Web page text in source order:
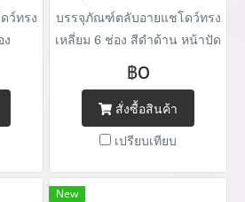
ว์ทรง
บรรจุภัณฑ์ตลับอายแชโดว์ทรง
เหลี่ยม 6 ช่อง สีดำด้าน หน้าปัด
ใส ขอบดำด้าน
฿0
สั่งซื้อสินค้า
เปรียบเทียบ
New